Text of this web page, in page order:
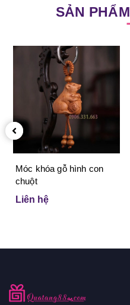
SẢN
Móc khóa gỗ hình con
chuột
Liên hệ